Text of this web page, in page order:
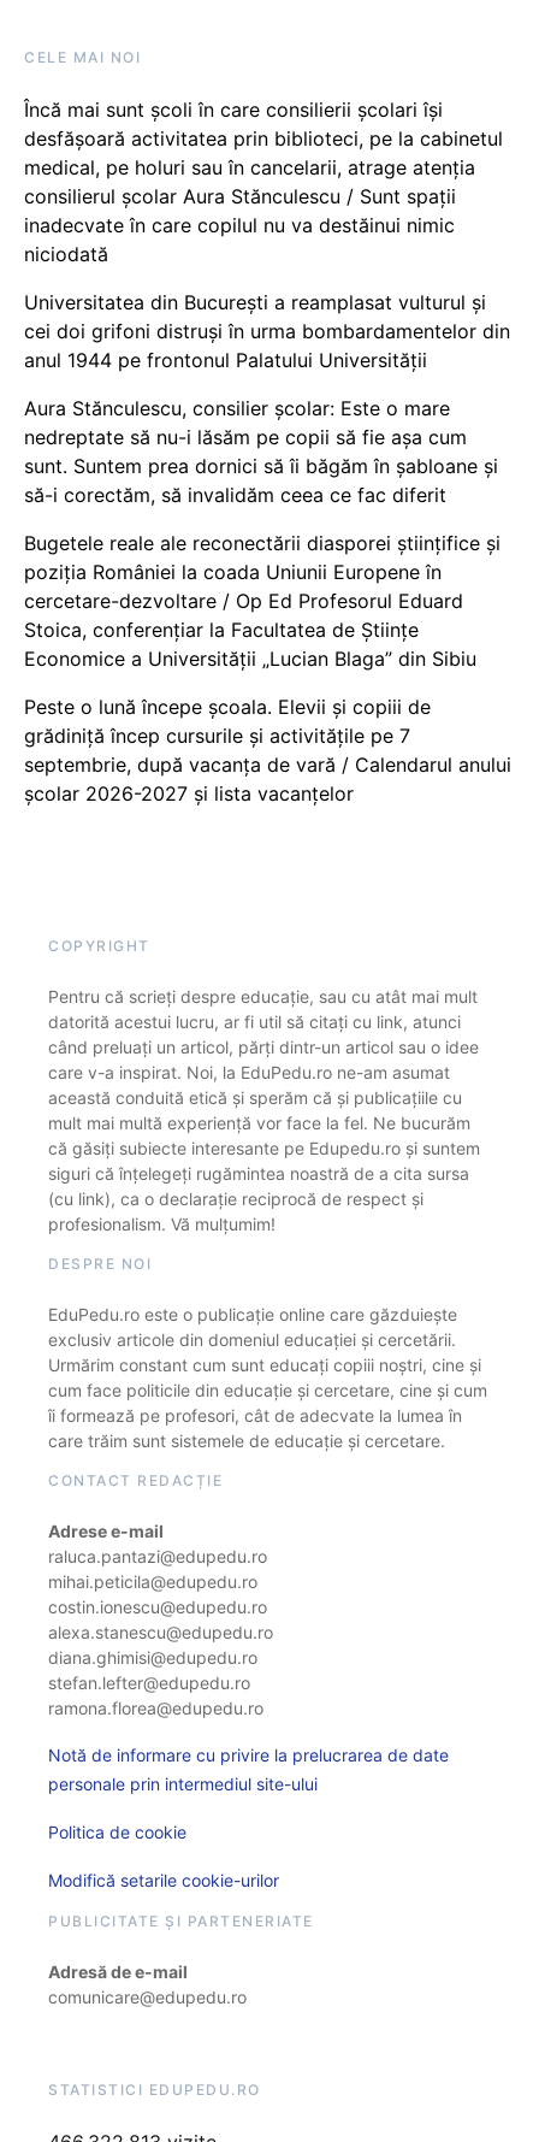
CELE MAI NOI
Încă mai sunt școli în care consilierii școlari își
desfășoară activitatea prin biblioteci, pe la cabinetul
medical, pe holuri sau în cancelarii, atrage atenția
consilierul școlar Aura Stănculescu / Sunt spații
inadecvate în care copilul nu va destăinui nimic
niciodată
Universitatea din București a reamplasat vulturul și
cei doi grifoni distruși în urma bombardamentelor din
anul 1944 pe frontonul Palatului Universității
Aura Stănculescu, consilier școlar: Este o mare
nedreptate să nu-i lăsăm pe copii să fie așa cum
sunt. Suntem prea dornici să îi băgăm în șabloane și
să-i corectăm, să invalidăm ceea ce fac diferit
Bugetele reale ale reconectării diasporei științifice și
poziția României la coada Uniunii Europene în
cercetare-dezvoltare / Op Ed Profesorul Eduard
Stoica, conferențiar la Facultatea de Științe
Economice a Universității „Lucian Blaga” din Sibiu
Peste o lună începe școala. Elevii și copiii de
grădiniță încep cursurile și activitățile pe 7
septembrie, după vacanța de vară / Calendarul anului
școlar 2026-2027 și lista vacanțelor
COPYRIGHT
Pentru că scrieți despre educație, sau cu atât mai mult
datorită acestui lucru, ar fi util să citați cu link, atunci
când preluați un articol, părți dintr-un articol sau o idee
care v-a inspirat. Noi, la EduPedu.ro ne-am asumat
această conduită etică și sperăm că și publicațiile cu
mult mai multă experiență vor face la fel. Ne bucurăm
că găsiți subiecte interesante pe Edupedu.ro și suntem
siguri că înțelegeți rugămintea noastră de a cita sursa
(cu link), ca o declarație reciprocă de respect și
profesionalism. Vă mulțumim!
DESPRE NOI
EduPedu.ro este o publicație online care găzduiește
exclusiv articole din domeniul educației și cercetării.
Urmărim constant cum sunt educați copiii noștri, cine și
cum face politicile din educație și cercetare, cine și cum
îi formează pe profesori, cât de adecvate la lumea în
care trăim sunt sistemele de educație și cercetare.
CONTACT REDACȚIE
Adrese e-mail
raluca.pantazi@edupedu.ro
mihai.peticila@edupedu.ro
costin.ionescu@edupedu.ro
alexa.stanescu@edupedu.ro
diana.ghimisi@edupedu.ro
stefan.lefter@edupedu.ro
ramona.florea@edupedu.ro
Notă de informare cu privire la prelucrarea de date
personale prin intermediul site-ului
Politica de cookie
Modifică setarile cookie-urilor
PUBLICITATE ȘI PARTENERIATE
Adresă de e-mail
comunicare@edupedu.ro
STATISTICI EDUPEDU.RO